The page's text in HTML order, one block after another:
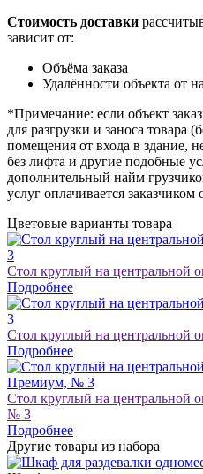
Стоимость доставки
зависит от:
Объёма заказа
Удалённости объекта от
*Примечание: если объект
для разгрузки и заноса товара
помещения от входа в здание,
без лифта и другие подобные
дополнительный найм
услуг оплачивается заказчиком
Цветовые варианты товара
Стол круглый на
Подробнее
Стол круглый на
Подробнее
Стол круглый на
№ 3
Подробнее
Другие товары из набора